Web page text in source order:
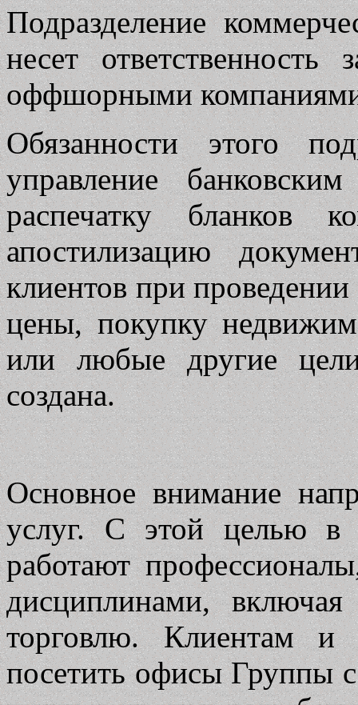
Подразделение
несет
оффшорными
Обязанности этого
управление
распечатку бланков
апостилизацию
клиентов при
цены, покупку
или любые другие
создана.
Основное внимание
услуг. С этой целью в
работают
дисциплинами,
торговлю. Клиентам и
посетить офисы Группы